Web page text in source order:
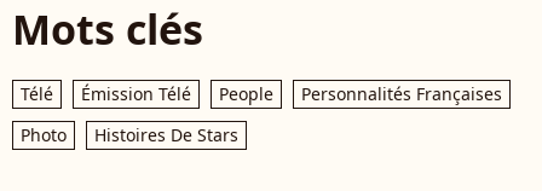
Mots clés
Télé Émission Télé People
Personnalités Françaises
Photo
Histoires De Stars